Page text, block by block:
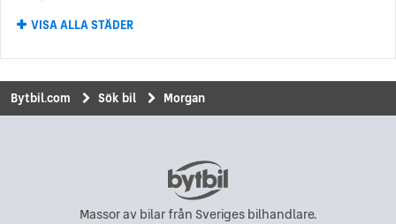
Morgan i Kungälv
Morgan i Norrköping
Morgan i Uddevalla
Morgan i Karlskrona
VISA ALLA STÄDER
Bytbil.com Sök bil Morgan
Massor av bilar från Sveriges bilhandlare.